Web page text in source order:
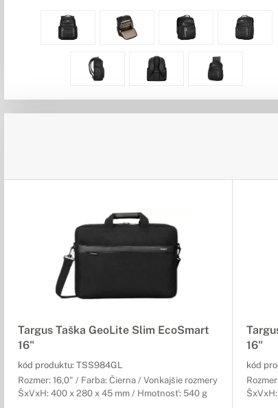
Targus Taška GeoLite Slim EcoSmart
16"
kód produktu: TSS984GL
Rozmer: 16,0" / Farba: Čierna / Vonkajšie rozmery
ŠxVxH: 400 x 280 x 45 mm / Hmotnosť: 540 g
16"
kód